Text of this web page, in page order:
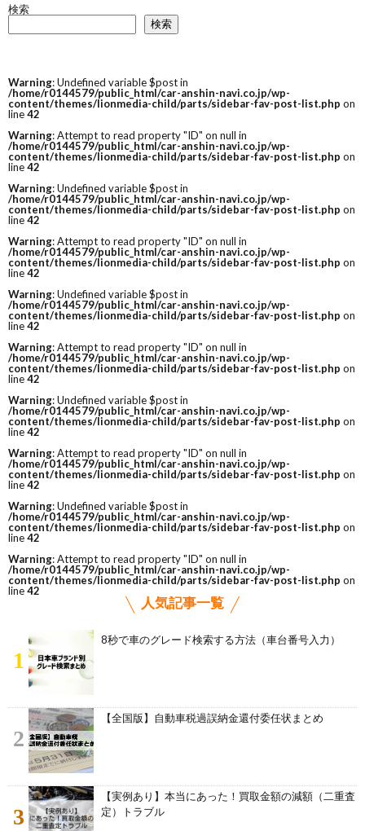
検索
検索
Warning: Undefined variable $post in
/home/r0144579/public_html/car-anshin-navi.co.jp/wp-
content/themes/lionmedia-child/parts/sidebar-fav-post-list.php on
line42
Warning: Attempt to read property "ID" on null in
/home/r0144579/public_html/car-anshin-navi.co.jp/wp-
content/themes/lionmedia-child/parts/sidebar-fav-post-list.php on
line42
Warning: Undefined variable $post in
/home/r0144579/public_html/car-anshin-navi.co.jp/wp-
content/themes/lionmedia-child/parts/sidebar-fav-post-list.php on
line42
Warning: Attempt to read property "ID" on null in
/home/r0144579/public_html/car-anshin-navi.co.jp/wp-
content/themes/lionmedia-child/parts/sidebar-fav-post-list.php on
line42
Warning: Undefined variable $post in
/home/r0144579/public_html/car-anshin-navi.co.jp/wp-
content/themes/lionmedia-child/parts/sidebar-fav-post-list.php on
line42
Warning: Attempt to read property "ID" on null in
/home/r0144579/public_html/car-anshin-navi.co.jp/wp-
content/themes/lionmedia-child/parts/sidebar-fav-post-list.php on
line42
Warning: Undefined variable $post in
/home/r0144579/public_html/car-anshin-navi.co.jp/wp-
content/themes/lionmedia-child/parts/sidebar-fav-post-list.php on
line42
Warning: Attempt to read property "ID" on null in
/home/r0144579/public_html/car-anshin-navi.co.jp/wp-
content/themes/lionmedia-child/parts/sidebar-fav-post-list.php on
line42
Warning: Undefined variable $post in
/home/r0144579/public_html/car-anshin-navi.co.jp/wp-
content/themes/lionmedia-child/parts/sidebar-fav-post-list.php on
line42
Warning: Attempt to read property "ID" on null in
/home/r0144579/public_html/car-anshin-navi.co.jp/wp-
content/themes/lionmedia-child/parts/sidebar-fav-post-list.php on
line42
人気記事一覧
1
8秒で車のグレード検索する方法（車台番号入力）
2
【全国版】自動車税過誤納金還付委任状まとめ
3
【実例あり】本当にあった！買取金額の減額（二重査
定）トラブル